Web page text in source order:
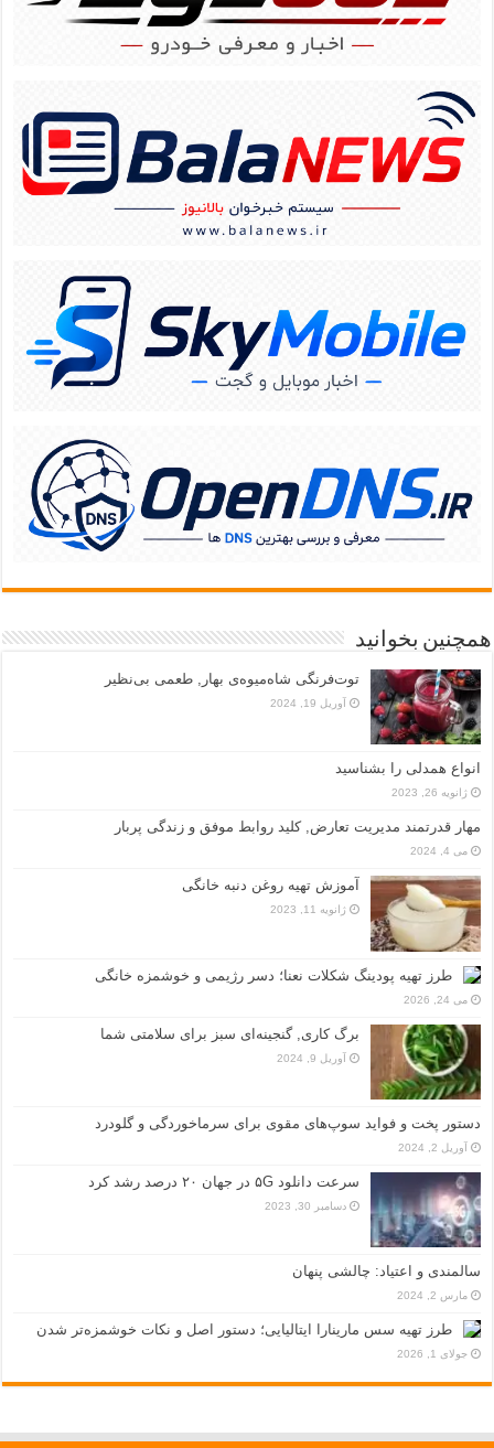
همچنین بخوانید
توت‌فرنگی شاه‌میوه‌ی بهار, طعمی بی‌نظیر
آوریل 19, 2024
انواع همدلی را بشناسید
ژانویه 26, 2023
مهار قدرتمند مدیریت تعارض, کلید روابط موفق و زندگی پربار
می 4, 2024
آموزش تهیه روغن دنبه خانگی
ژانویه 11, 2023
طرز تهیه پودینگ شکلات نعنا؛ دسر رژیمی و خوشمزه خانگی
می 24, 2026
برگ کاری, گنجینه‌ای سبز برای سلامتی شما
آوریل 9, 2024
دستور پخت و فواید سوپ‌های مقوی برای سرماخوردگی و گلودرد
آوریل 2, 2024
سرعت دانلود ۵G در جهان ۲۰ درصد رشد کرد
دسامبر 30, 2023
سالمندی و اعتیاد: چالشی پنهان
مارس 2, 2024
طرز تهیه سس مارینارا ایتالیایی؛ دستور اصل و نکات خوشمزه‌تر شدن
جولای 1, 2026